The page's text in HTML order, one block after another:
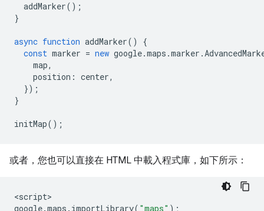
addMarker();
}
async function addMarker()
{
const marker = new google.maps .marker .
map,
position : center,
});
}
initMap();
或者，您也可以直接在 HTML 中載入程式庫，如下所示：
<script
google.maps . importLibrary( "maps" );